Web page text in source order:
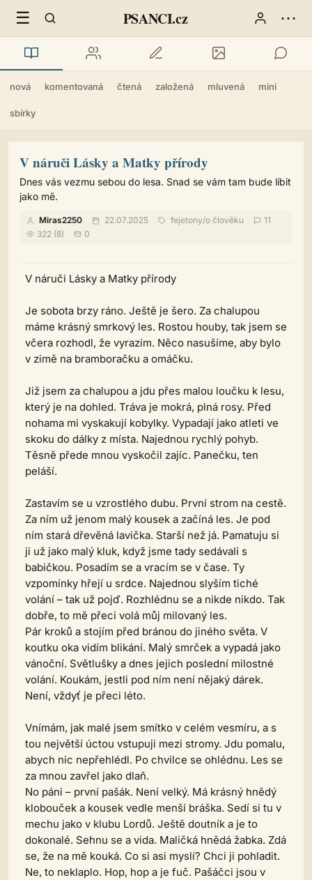
☰ PSANCI.cz ⋯
nová komentovaná čtená založená mluvená mini
sbírky
V náruči Lásky a Matky přírody
Dnes vás vezmu sebou do lesa. Snad se vám tam bude líbit
jako mě.
Miras2250 22.07.2025 fejetony/o člověku
11
322 (8)
0
V náruči Lásky a Matky přírody
Je sobota brzy ráno. Ještě je šero. Za chalupou
máme krásný smrkový les. Rostou houby, tak jsem se
včera rozhodl, že vyrazím. Něco nasušíme, aby bylo
v zimě na bramboračku a omáčku.
Již jsem za chalupou a jdu přes malou loučku k lesu,
který je na dohled. Tráva je mokrá, plná rosy. Před
nohama mi vyskakují kobylky. Vypadají jako atleti ve
skoku do dálky z místa. Najednou rychlý pohyb.
Těsně přede mnou vyskočil zajíc. Panečku, ten
peláší.
Zastavím se u vzrostlého dubu. První strom na cestě.
Za ním už jenom malý kousek a začíná les. Je pod
ním stará dřevěná lavička. Starší než já. Pamatuju si
ji už jako malý kluk, když jsme tady sedávali s
babičkou. Posadím se a vracím se v čase. Ty
vzpomínky hřejí u srdce. Najednou slyším tiché
volání – tak už pojď. Rozhlédnu se a nikde nikdo. Tak
dobře, to mě přeci volá můj milovaný les.
Pár kroků a stojím před bránou do jiného světa. V
koutku oka vidím blikání. Malý smrček a vypadá jako
vánoční. Světlušky a dnes jejich poslední milostné
volání. Koukám, jestli pod ním není nějaký dárek.
Není, vždyť je přeci léto.
Vnímám, jak malé jsem smítko v celém vesmíru, a s
tou největší úctou vstupuji mezi stromy. Jdu pomalu,
abych nic nepřehlédl. Po chvilce se ohlédnu. Les se
za mnou zavřel jako dlaň.
No páni – první pašák. Není velký. Má krásný hnědý
klobouček a kousek vedle menší bráška. Sedí si tu v
mechu jako v klubu Lordů. Ještě doutník a je to
dokonalé. Sehnu se a vida. Maličká hnědá žabka. Zdá
se, že na mě kouká. Co si asi myslí? Chci ji pohladit.
Ne, to neklaplo. Hop, hop a je fuč. Pašáčci jsou v